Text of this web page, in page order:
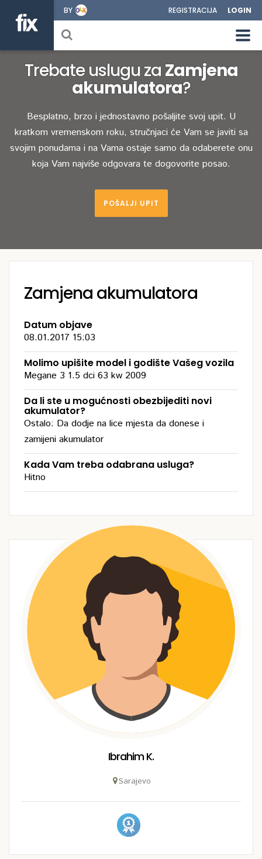
BY REGISTRACIJA LOGIN
Trebate uslugu za Zamjena
akumulatora?
Besplatno, brzo i jednostavno pošaljite svoj upit. U
kratkom vremenskom roku, stručnjaci će Vam se javiti sa
svojim ponudama i na Vama ostaje samo da odaberete onu
koja Vam najviše odgovara te dogovorite posao.
POŠALJI UPIT
Zamjena akumulatora
Datum objave
08.01.2017 15:03
Molimo upišite model i godište Vašeg vozila
Megane 3 1.5 dci 63 kw 2009
Da li ste u mogućnosti obezbijediti novi
akumulator?
Ostalo: Da dodje na lice mjesta da donese i
zamijeni akumulator
Kada Vam treba odabrana usluga?
Hitno
Ibrahim K.
Sarajevo